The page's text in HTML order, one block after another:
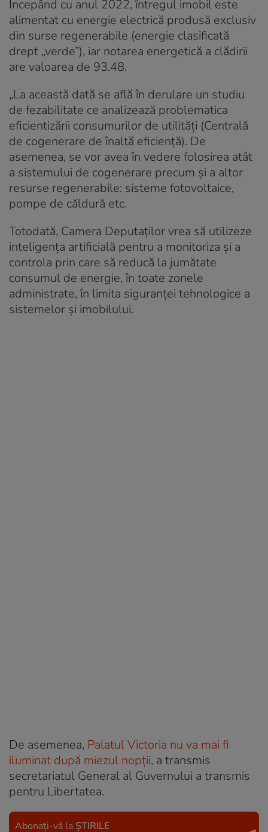
Începând cu anul 2022, întregul imobil este
alimentat cu energie electrică produsă exclusiv
din surse regenerabile (energie clasificată
drept „verde”), iar notarea energetică a clădirii
are valoarea de 93.48.
„La această dată se află în derulare un studiu
de fezabilitate ce analizează problematica
eficientizării consumurilor de utilităţi (Centrală
de cogenerare de înaltă eficienţă). De
asemenea, se vor avea în vedere folosirea atât
a sistemului de cogenerare precum și a altor
resurse regenerabile: sisteme fotovoltaice,
pompe de căldură etc.
Totodată, Camera Deputaţilor vrea să utilizeze
inteligența artificială pentru a monitoriza şi a
controla prin care să reducă la jumătate
consumul de energie, în toate zonele
administrate, în limita siguranţei tehnologice a
sistemelor şi imobilului.
De asemenea, Palatul Victoria nu va mai fi
iluminat după miezul nopții, a transmis
secretariatul General al Guvernului a transmis
pentru Libertatea.
Abonați-vă la ȘTIRILE